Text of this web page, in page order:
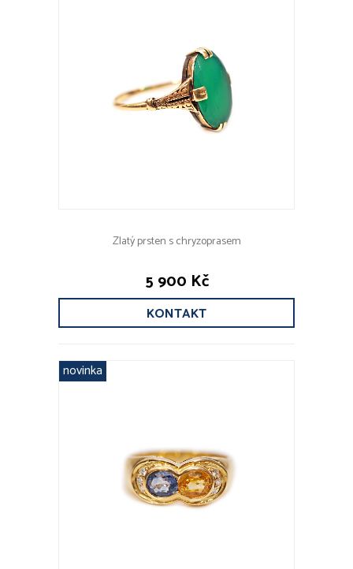
Zlatý prsten s chryzoprasem
5 900 Kč
KONTAKT
novinka